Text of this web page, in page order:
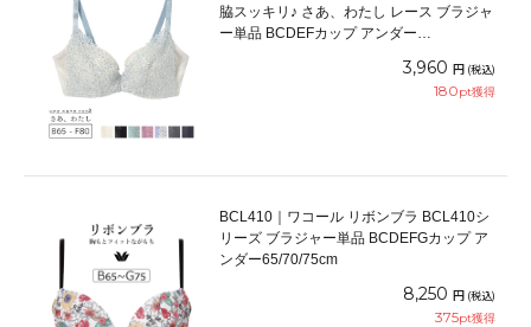
脇スッキリ♪ さあ、わたし レース ブラジャ
ー単品 BCDEFカップ アンダー
3,960 円 (税込)
180pt獲得
BCL410｜ワコール リボンブラ BCL410シ
リーズ ブラジャー単品 BCDEFGカップ ア
ンダー65/70/75cm
8,250 円 (税込)
375pt獲得